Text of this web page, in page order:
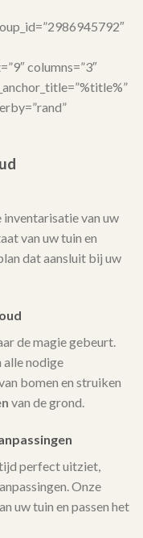
columns=”3″
van uw
van uw tuin en
dat aansluit bij uw
de magie gebeurt.
alle nodige
bomen en struiken
van de grond.
perfect uitziet,
Onze
uw tuin en passen het